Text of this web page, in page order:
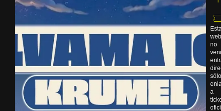
web
no
sólo
a